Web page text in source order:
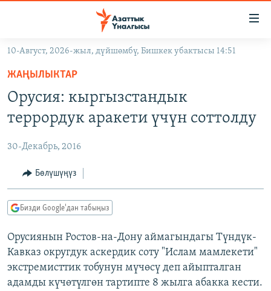
Навигацияга
өтүңүз
Издөөгө
салыңызКЫРГЫЗСТАН
ЭКОНОМИКА
МАДАНИЯТ
ДҮЙНӨ
БОРБОР АЗИЯ
УКРАИНА
АТАЙЫН ИЛИКТӨӨ
ТВ ПРОГРАММАЛАР
ЭКСПЕРТТЕР ТАЛДАЙТ
БИЗ ЖАНА ДҮЙНӨ
ЭЖЕ-СИҢДИЛЕР
ӨЗГӨЧӨ ПИКИР
Русский
ОНЛАЙН ШЕРИНЕ
10-Август, 2026-жыл, дүйшөмбү, Бишкек убактысы 14:51
ЖАҢЫЛЫКТАР
Орусия: кыргызстандык
террордук аракети үчүн соттолду
30-Декабрь, 2016
Бөлүшүңүз
Бизди Google'дан табыңыз
Орусиянын Ростов-на-Дону аймагындагы Түндүк-
Кавказ округдук аскердик соту "Ислам мамлекети"
экстремисттик тобунун мүчөсү деп айыпталган
адамды күчөтүлгөн тартипте 8 жылга абакка кести.